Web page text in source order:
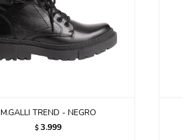
M.GALLI TREND - NEGRO
$ 3.999